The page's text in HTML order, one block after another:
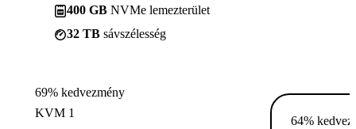
400 GB NVMe lemezterület
32 TB sávszélesség
69% kedvezmény
KVM 1
64%